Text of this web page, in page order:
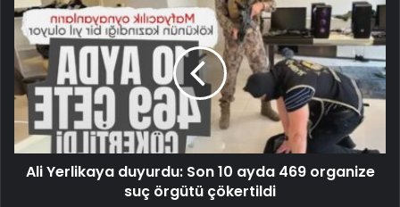
Ali Yerlikaya duyurdu: Son 10 ayda 469 organize
suç örgütü çökertildi